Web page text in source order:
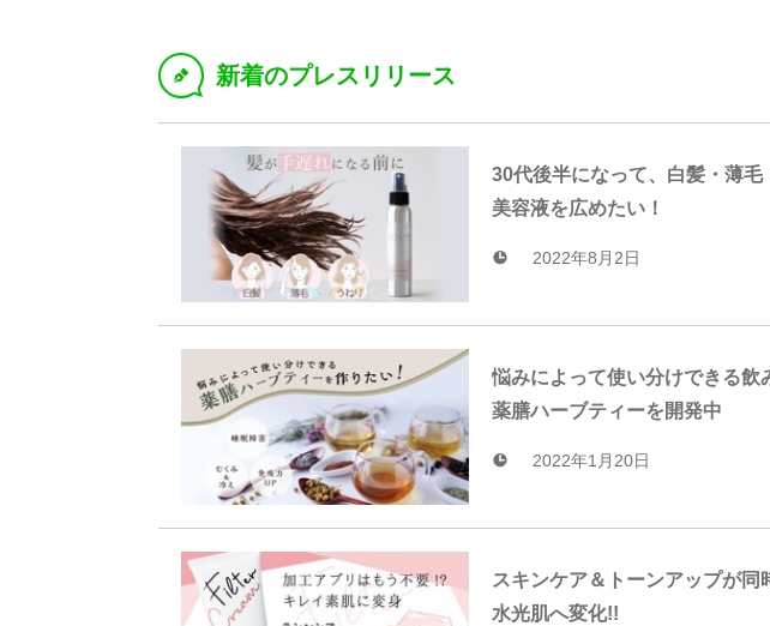
D 新着のプレスリリース
30代後半になって、白髪・薄
美容液を広めたい！
2022年8月2日
悩みによって使い分けできる飲
薬膳ハーブティーを開発中
2022年1月20日
スキンケア＆トーンアップが
水光肌へ変化!!